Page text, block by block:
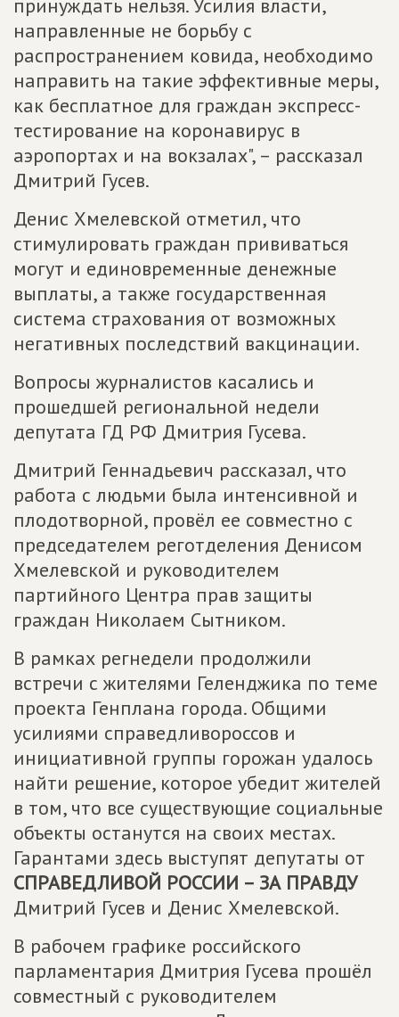
принуждать нельзя. Усилия власти,
направленные не борьбу с
распространением ковида, необходимо
направить на такие эффективные меры,
как бесплатное для граждан экспресс-
тестирование на коронавирус в
аэропортах и на вокзалах", – рассказал
Дмитрий Гусев.
Денис Хмелевской отметил, что
стимулировать граждан прививаться
могут и единовременные денежные
выплаты, а также государственная
система страхования от возможных
негативных последствий вакцинации.
Вопросы журналистов касались и
прошедшей региональной недели
депутата ГД РФ Дмитрия Гусева.
Дмитрий Геннадьевич рассказал, что
работа с людьми была интенсивной и
плодотворной, провёл ее совместно с
председателем реготделения Денисом
Хмелевской и руководителем
партийного Центра прав защиты
граждан Николаем Сытником.
В рамках регнедели продолжили
встречи с жителями Геленджика по теме
проекта Генплана города. Общими
усилиями справедливороссов и
инициативной группы горожан удалось
найти решение, которое убедит жителей
в том, что все существующие социальные
объекты останутся на своих местах.
Гарантами здесь выступят депутаты от
СПРАВЕДЛИВОЙ РОССИИ – ЗА ПРАВДУ
Дмитрий Гусев и Денис Хмелевской.
В рабочем графике российского
парламентария Дмитрия Гусева прошёл
совместный с руководителем